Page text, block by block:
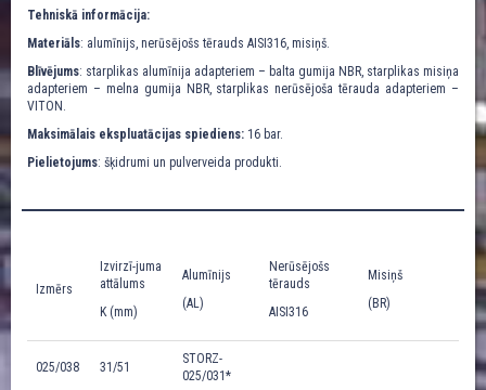
Tehniskā informācija:
Materiāls: alumīnijs, nerūsējošs tērauds AISI316, misiņš.
Blīvējums: starplikas alumīnija adapteriem – balta gumija NBR, starplikas misiņa
adapteriem – melna gumija NBR, starplikas nerūsējoša tērauda adapteriem –
VITON.
Maksimālais ekspluatācijas spiediens: 16 bar.
Pielietojums: šķidrumi un pulverveida produkti.
Izmērs
Izvirzī-juma
attālums
K (mm)
Alumīnijs
(AL)
Nerūsējošs
tērauds
AISI316
Misiņš
(BR)
025/038 31/51
STORZ-
025/031*